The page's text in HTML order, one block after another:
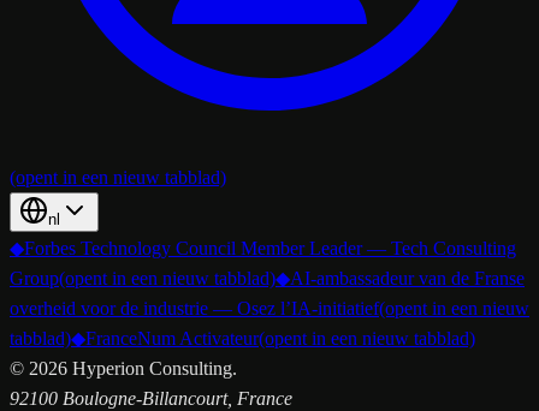
(opent in een nieuw tabblad)
nl
◆Forbes Technology Council Member Leader — Tech Consulting
Group(opent in een nieuw tabblad)◆AI-ambassadeur van de Franse
overheid voor de industrie — Osez l’IA-initiatief(opent in een nieuw
tabblad)◆FranceNum Activateur(opent in een nieuw tabblad)
© 2026 Hyperion Consulting.
92100 Boulogne-Billancourt, France